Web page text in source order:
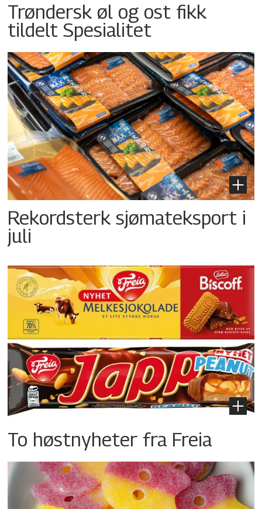
Trøndersk øl og ost fikk
tildelt Spesialitet
Rekordsterk sjømateksport i
juli
To høstnyheter fra Freia